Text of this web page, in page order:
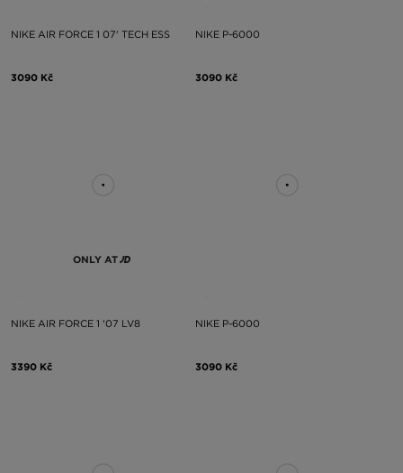
NIKE AIR FORCE 1 07' TECH ESS
3090 Kč
NIKE P-6000
3090 Kč
ONLY AT
NIKE AIR FORCE 1 '07 LV8
3390 Kč
NIKE P-6000
3090 Kč